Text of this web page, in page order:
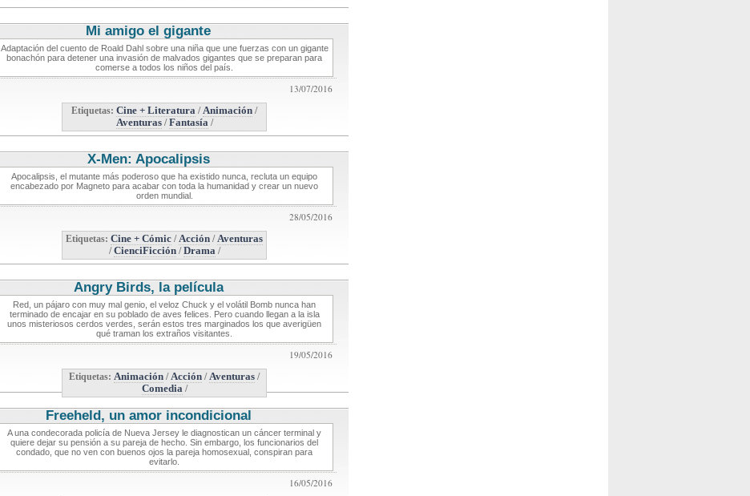
Mi amigo el gigante
Adaptación del cuento de Roald Dahl sobre una niña que une fuerzas con un gigante
bonachón para detener una invasión de malvados gigantes que se preparan para
comerse a todos los niños del país.
13/07/2016
Etiquetas: Cine + Literatura /Animación /
Aventuras/Fantasía/
X-Men: Apocalipsiscritica de cine
Apocalipsis, el mutante más poderoso que ha existido nunca, recluta un equipo
encabezado por Magneto para acabar con toda la humanidad y crear un nuevo
orden mundial.
28/05/2016
Etiquetas: Cine + Cómic /Acción /Aventuras
/CienciFicción/Drama/
Angry Birds, la películacritica de cine
Red, un pájaro con muy mal genio, el veloz Chuck y el volátil Bomb nunca han
terminado de encajar en su poblado de aves felices. Pero cuando llegan a la isla
unos misteriosos cerdos verdes, serán estos tres marginados los que averigüen
qué traman los extraños visitantes.
19/05/2016
Etiquetas: Animación /Acción /Aventuras /
Comedia/
Freeheld, un amor incondicional
A una condecorada policía de Nueva Jersey le diagnostican un cáncer terminal y
quiere dejar su pensión a su pareja de hecho. Sin embargo, los funcionarios del
condado, que no ven con buenos ojos la pareja homosexual, conspiran para
evitarlo.
16/05/2016